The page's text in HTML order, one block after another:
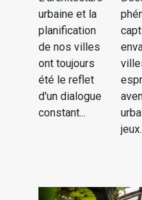
urbaine et la
planification
de nos villes
ont toujours
été le reflet
d'un dialogue
constant...